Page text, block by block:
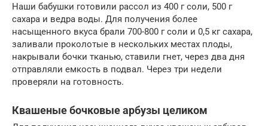
Наши бабушки готовили рассол из 400 г соли, 500 г
сахара и ведра воды. Для получения более
насыщенного вкуса брали 700-800 г соли и 0,5 кг сахара,
заливали проколотые в нескольких местах плоды,
накрывали бочки тканью, ставили гнет, через два дня
отправляли емкость в подвал. Через три недели
проверяли на готовность.
Квашеные бочковые арбузы целиком